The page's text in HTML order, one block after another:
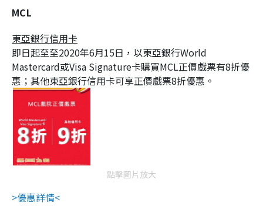
MCL
東亞銀行信用卡
即日起至至2020年6月15日，以東亞銀行World
Mastercard或Visa Signature卡購買MCL正價戲票有8折優
惠；其他東亞銀行信用卡可享正價戲票8折優惠。
點擊圖片放大
>優惠詳情<